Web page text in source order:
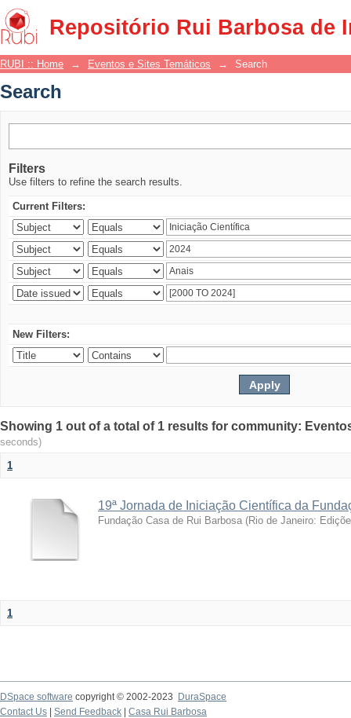
Repositório Rui Barbosa de
Search
RUBI :: Home → Eventos e Sites Temáticos → Search
Search
Filters
Use filters to refine the search results.
Current Filters:
New Filters:
Showing 1 out of a total of 1 results for community:
seconds)
1
19ª Jornada de Iniciação Científica da
Fundação Casa de Rui Barbosa (Rio de Janeiro:
1
DSpace software copyright © 2002-2023
DuraSpace
Contact Us
Send Feedback Casa Rui Barbosa